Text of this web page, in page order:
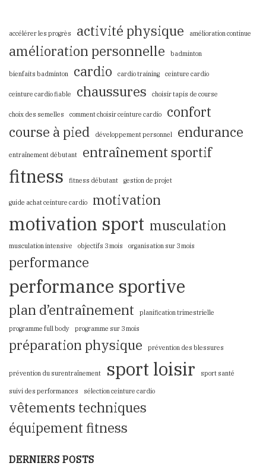
accélérer les progrès activité physique amélioration continue
amélioration personnelle badminton
bienfaits badminton cardio cardio training ceinture cardio
ceinture cardio fiable chaussures choisir tapis de course
choix des semelles comment choisir ceinture cardio
confort
course à pied
développement personnel endurance
entraînement débutant entraînement sportif
fitness fitness débutant gestion de projet
guide achat ceinture cardio motivation
motivation sport musculation
musculation intensive objectifs 3 mois organisation sur 3 mois
performance
performance sportive
plan d’entraînement
planification trimestrielle
programme full body
programme sur 3 mois
préparation physique prévention des blessures
prévention du surentraînement sport loisir sport santé
suivi des performances sélection ceinture cardio
vêtements techniques
équipement fitness
DERNIERS POSTS